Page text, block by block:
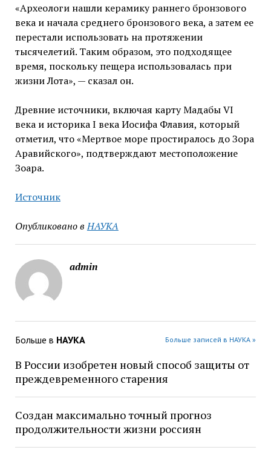
«Археологи нашли керамику раннего бронзового
века и начала среднего бронзового века, а затем ее
перестали использовать на протяжении
тысячелетий. Таким образом, это подходящее
время, поскольку пещера использовалась при
жизни Лота», — сказал он.
Древние источники, включая карту Мадабы VI
века и историка I века Иосифа Флавия, который
отметил, что «Мертвое море простиралось до Зора
Аравийского», подтверждают местоположение
Зоара.
Источник
Опубликовано в НАУКА
admin
Больше в НАУКА Больше записей в НАУКА »
В России изобретен новый способ защиты от
преждевременного старения
Создан максимально точный прогноз
продолжительности жизни россиян